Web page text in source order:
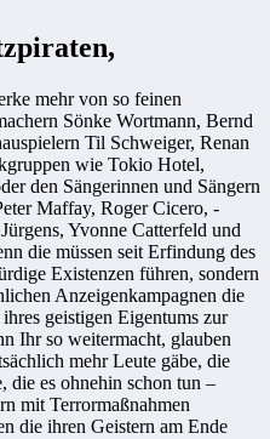
mehr von so feinen
Sönke Wortmann, Bernd
Til Schweiger, Renan
wie ­Tokio Hotel,
den Sängerinnen und Sängern
Maffay, Roger Cicero,
Yvonne Catterfeld und
die müssen seit Erfindung des
­Existenzen führen, sondern
Anzeigenkampagnen die
geistigen Eigentums zur
Ihr so weitermacht, glauben
mehr Leute gäbe, die
die es ohnehin schon tun –
mit Terrormaßnahmen
die ihren Geistern am Ende